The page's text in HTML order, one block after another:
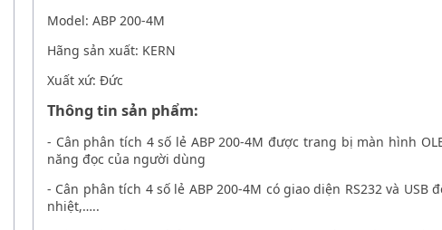
Model: ABP 200-4M
Hãng sản xuất: KERN
Xuất xứ: Đức
Thông tin sản phẩm:
- Cân phân tích 4 số lẻ ABP 200-4M được trang bị màn hình
năng đọc của người dùng
- Cân phân tích 4 số lẻ ABP 200-4M có giao diện RS232 và USB
nhiệt,…..